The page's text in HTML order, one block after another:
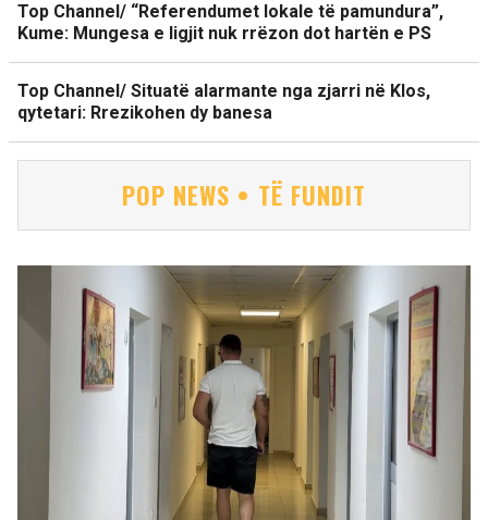
Top Channel/ “Referendumet lokale të pamundura”,
Kume: Mungesa e ligjit nuk rrëzon dot hartën e PS
Top Channel/ Situatë alarmante nga zjarri në Klos,
qytetari: Rrezikohen dy banesa
POP NEWS • TË FUNDIT